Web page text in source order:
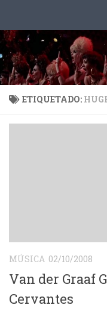
ETIQUETADO:
MÚSICA 02/10/2008
Van der Graaf
Cervantes